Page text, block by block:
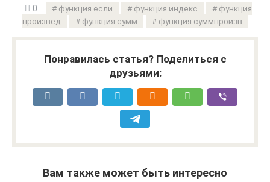
0 функция если функция индекс
функция
произвед
функция сумм функция суммпроизв
Понравилась статья? Поделиться с
друзьями:
Вам также может быть интересно